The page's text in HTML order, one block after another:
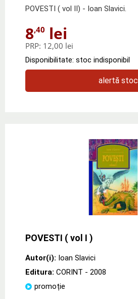
POVESTI ( vol II) - Ioan Slavici.
8,40 lei
PRP: 12,00 lei
Disponibilitate: stoc indisponibil
alertă stoc
POVESTI ( vol I )
Autor(i): Ioan Slavici
Editura: CORINT - 2008
promoție